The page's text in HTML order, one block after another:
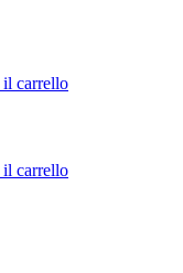
il carrello
il carrello